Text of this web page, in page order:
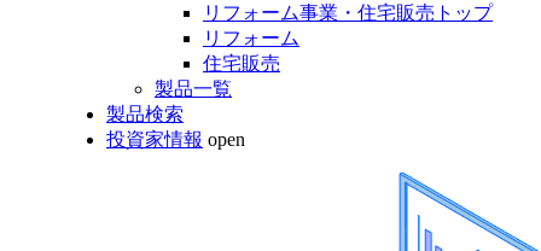
リフォーム事業・住宅販売トップ
リフォーム
住宅販売
製品一覧
製品検索
投資家情報 open